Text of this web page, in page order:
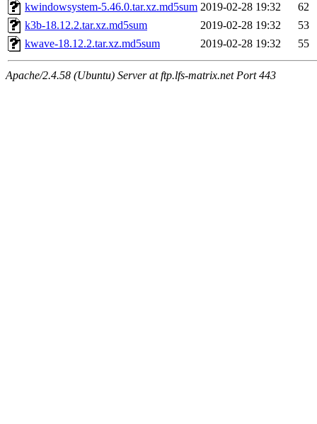
kwindowsystem-5.46.0.tar.xz.md5sum 2019-02-28 19:32
62
k3b-18.12.2.tar.xz.md5sum
2019-02-28 19:32
53
kwave-18.12.2.tar.xz.md5sum
2019-02-28 19:32 55
Apache/2.4.58 (Ubuntu) Server at ftp.lfs-matrix.net Port 443